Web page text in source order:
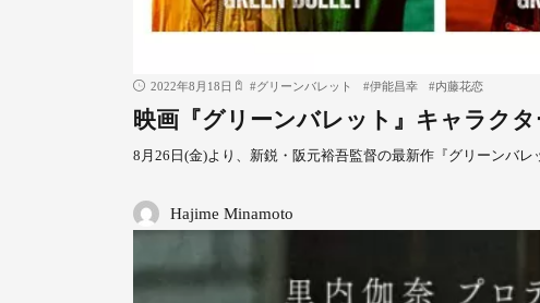
2022年8月18日 #グリーンバレット #伊能昌幸 #内藤花恋
映画『グリーンバレット』キャラク
8月26日(金)より、新鋭・阪元裕吾監督の最新作『グリーンバ
Hajime Minamoto